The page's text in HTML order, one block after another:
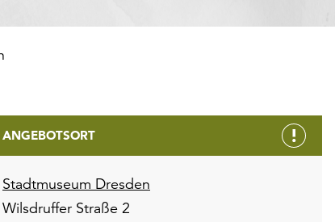
ANGEBOTSORT
Stadtmuseum Dresden
Wilsdruffer Straße 2